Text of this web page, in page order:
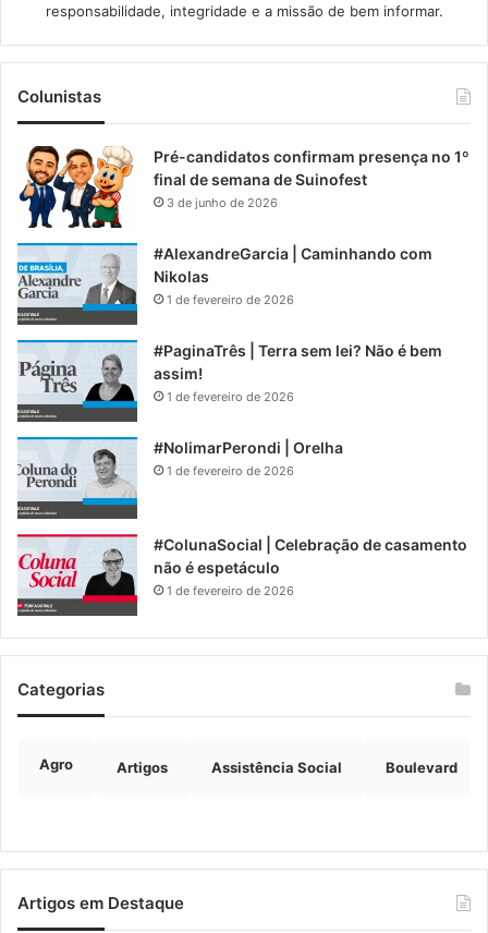
responsabilidade, integridade e a missão de bem informar.​
Colunistas
Pré-candidatos confirmam presença no 1º
final de semana de Suinofest
3 de junho de 2026
#AlexandreGarcia | Caminhando com
Nikolas
1 de fevereiro de 2026
#PaginaTrês | Terra sem lei? Não é bem
assim!
1 de fevereiro de 2026
#NolimarPerondi | Orelha
1 de fevereiro de 2026
#ColunaSocial | Celebração de casamento
não é espetáculo
1 de fevereiro de 2026
Categorias
Agro Artigos Assistência Social Boulevard
Artigos em Destaque